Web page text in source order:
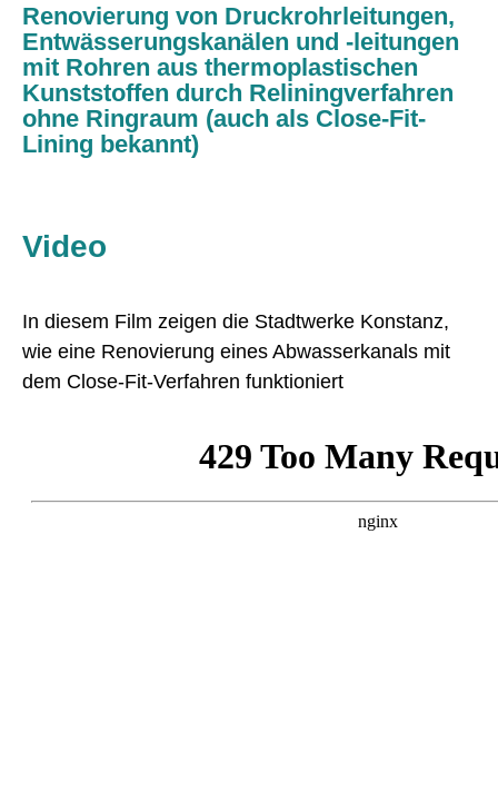
Renovierung von Druckrohrleitungen,
Entwässerungskanälen und -leitungen
mit Rohren aus thermoplastischen
Kunststoffen durch Reliningverfahren
ohne Ringraum (auch als Close-Fit-
Lining bekannt)
Video
In diesem Film zeigen die Stadtwerke Konstanz,
wie eine Renovierung eines Abwasserkanals mit
dem Close-Fit-Verfahren funktioniert